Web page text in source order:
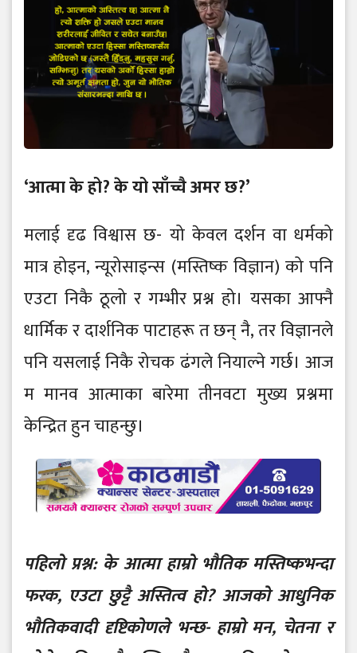
‘आत्मा के हो? के यो साँच्चै अमर छ?’
मलाई दृढ विश्वास छ- यो केवल दर्शन वा धर्मको
मात्र होइन, न्यूरोसाइन्स (मस्तिष्क विज्ञान) को पनि
एउटा निकै ठूलो र गम्भीर प्रश्न हो। यसका आफ्नै
धार्मिक र दार्शनिक पाटाहरू त छन् नै, तर विज्ञानले
पनि यसलाई निकै रोचक ढंगले नियाल्ने गर्छ। आज
म मानव आत्माका बारेमा तीनवटा मुख्य प्रश्नमा
केन्द्रित हुन चाहन्छु।
पहिलो प्रश्न: के आत्मा हाम्रो भौतिक मस्तिष्कभन्दा
फरक, एउटा छुट्टै अस्तित्व हो? आजको आधुनिक
भौतिकवादी दृष्टिकोणले भन्छ- हाम्रो मन, चेतना र